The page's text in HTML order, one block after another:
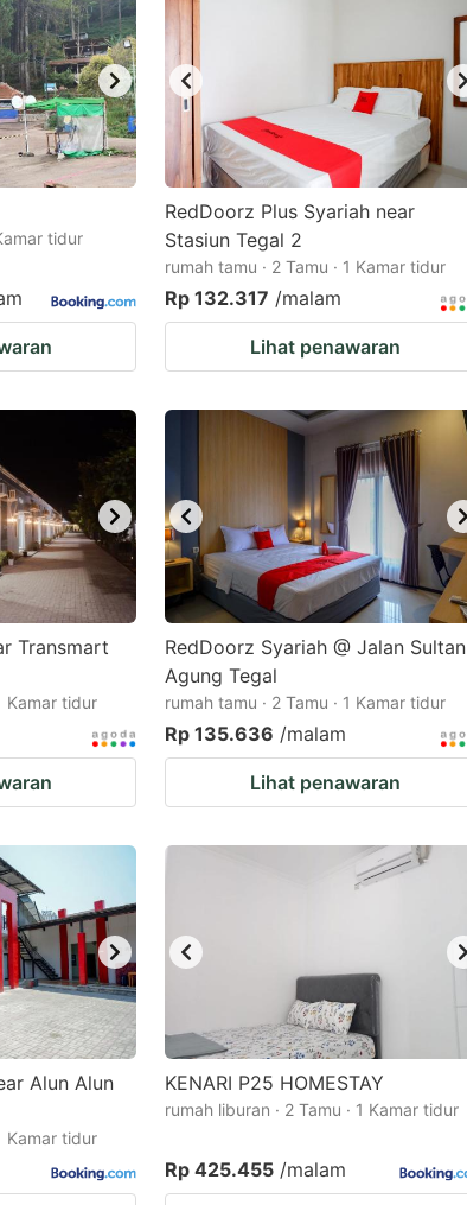
tidur
RedDoorz Plus Syariah near
Stasiun Tegal 2
rumah tamu · 2 Tamu · 1 Kamar tidur
Rp 132.317 /malam
Lihat penawaran
Transmart
Kamar tidur
RedDoorz Syariah @ Jalan Sultan
Agung Tegal
rumah tamu · 2 Tamu · 1 Kamar tidur
Rp 135.636 /malam
Lihat penawaran
Alun Alun
Kamar tidur
KENARI P25 HOMESTAY
rumah liburan · 2 Tamu · 1 Kamar tidur
Rp 425.455 /malam